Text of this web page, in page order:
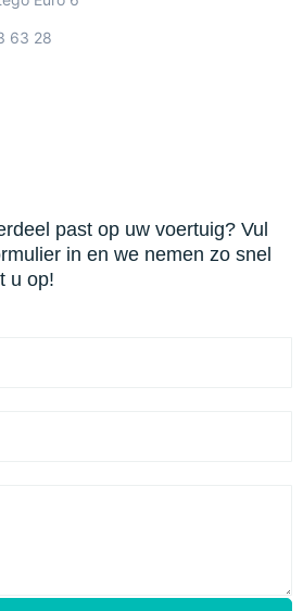
63 28
past op uw voertuig? Vul
in en we nemen zo snel
u op!